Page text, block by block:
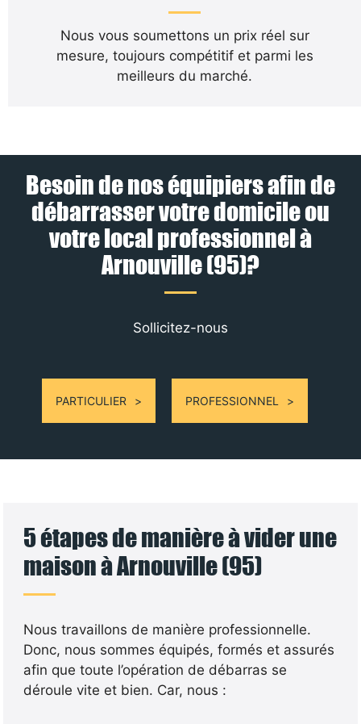
Nous vous soumettons un prix réel sur
mesure, toujours compétitif et parmi les
meilleurs du marché.
Besoin de nos équipiers afin de
débarrasser votre domicile ou
votre local professionnel à
Arnouville (95)?
Sollicitez-nous
PARTICULIER PROFESSIONNEL
5 étapes de manière à vider une
maison à Arnouville (95)
Nous travaillons de manière professionnelle.
Donc, nous sommes équipés, formés et assurés
afin que toute l’opération de débarras se
déroule vite et bien. Car, nous :